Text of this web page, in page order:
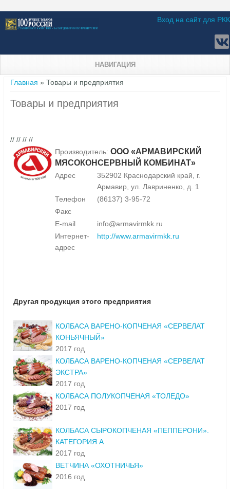
Вход на сайт для РКК
НАВИГАЦИЯ
Вы здесь
Главная » Товары и предприятия
Товары и предприятия
// // // //
Производитель: ООО «АРМАВИРСКИЙ
МЯСОКОНСЕРВНЫЙ КОМБИНАТ»
Адрес
352902 Краснодарский край, г.
Армавир, ул. Лавриненко, д. 1
Телефон
(86137) 3-95-72
Факс
E-mail
info@armavirmkk.ru
Интернет-
адрес
http://www.armavirmkk.ru
Другая продукция этого предприятия
КОЛБАСА ВАРЕНО-КОПЧЕНАЯ «СЕРВЕЛАТ
КОНЬЯЧНЫЙ»
2017 год
КОЛБАСА ВАРЕНО-КОПЧЕНАЯ «СЕРВЕЛАТ
ЭКСТРА»
2017 год
КОЛБАСА ПОЛУКОПЧЕНАЯ «ТОЛЕДО»
2017 год
КОЛБАСА СЫРОКОПЧЕНАЯ «ПЕППЕРОНИ».
КАТЕГОРИЯ А
2017 год
ВЕТЧИНА «ОХОТНИЧЬЯ»
2016 год